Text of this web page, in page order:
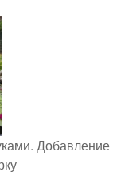
Добавление